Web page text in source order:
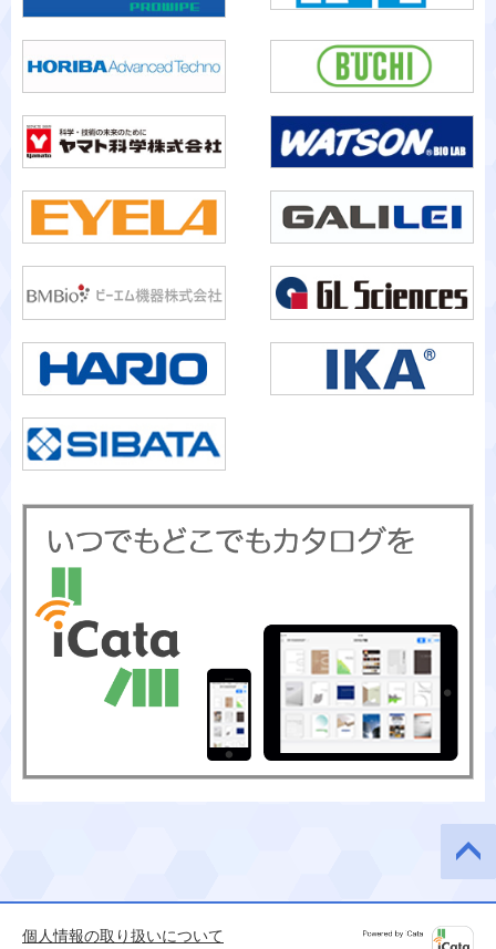
ージの
先頭へ
個人情報の取り扱いについて